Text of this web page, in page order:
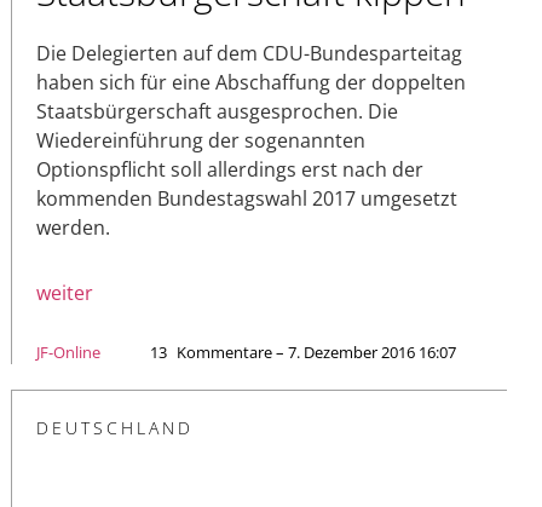
Die Delegierten auf dem CDU-Bundesparteitag
haben sich für eine Abschaffung der doppelten
Staatsbürgerschaft ausgesprochen. Die
Wiedereinführung der sogenannten
Optionspflicht soll allerdings erst nach der
kommenden Bundestagswahl 2017 umgesetzt
werden.
weiter
JF-Online 13 Kommentare – 7. Dezember 2016 16:07
DEUTSCHLAND